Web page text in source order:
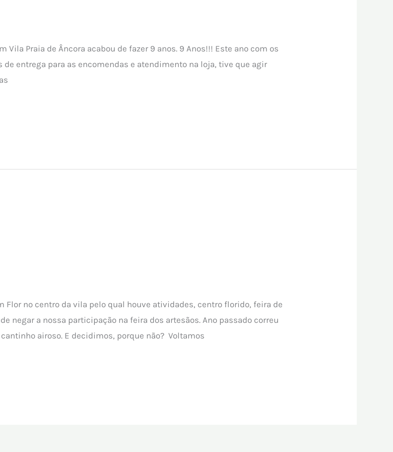
Praia de Âncora acabou de fazer 9 anos. 9 Anos!!! Este ano com os
de entrega para as encomendas e atendimento na loja, tive que agir
Flor no centro da vila pelo qual houve atividades, centro florido, feira de
negar a nossa participação na feira dos artesãos. Ano passado correu
airoso. E decidimos, porque não? Voltamos